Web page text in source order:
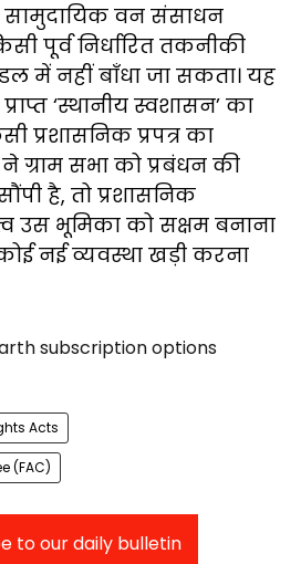
सामुदायिक वन संसाधन
पूर्व निर्धारित तकनीकी
में नहीं बाँधा जा सकता। यह
‘स्थानीय स्वशासन’ का
प्रशासनिक प्रपत्र का
ग्राम सभा को प्रबंधन की
है, तो प्रशासनिक
उस भूमिका को सक्षम बनाना
नई व्यवस्था खड़ी करना
Acts
(FAC)
to our daily bulletin